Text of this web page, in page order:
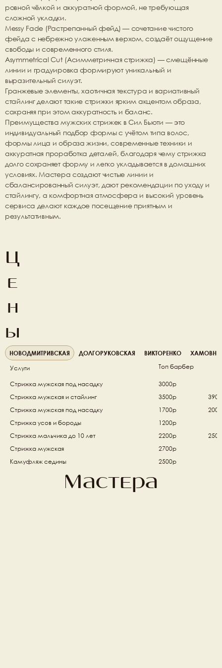
ровной чёлкой и аккуратной формой, не требующая
сложной укладки.
Messy Fade (Растрепанный фейд) — сочетание чистого
фейда с небрежно уложенным верхом, создаёт ощущение
свободы и современного стиля.
Asymmetrical Cut (Асимметричная стрижка) — смещённые
линии и градуировка формируют уникальный и
выразительный силуэт.
Гранжевые элементы, хаотичная текстура и вариативный
стайлинг делают такие стрижки ярким акцентом образа,
сохраняя при этом аккуратность и баланс.
Преимущества мужских стрижек в Сил Бьюти — это
индивидуальный подбор формы с учётом типа волос,
формы лица и образа жизни, современные техники и
аккуратная проработка деталей, благодаря чему стрижка
долго сохраняет форму и легко укладывается в домашних
условиях. Мастера создают чистые линии и
сбалансированный силуэт, дают рекомендации по уходу и
стайлингу, а комфортная атмосфера и высокий уровень
сервиса делают каждое посещение приятным и
результативным.
Ц
е
н
ы
НОВОДМИТРИВСКАЯ ДОЛГОРУКОВСКАЯ ВИКТОРЕНКО
Услуги Топ барбер
Стрижка мужская под насадку
3000р
Стрижка мужская и стайлинг
3500р
Стрижка мужская под насадку
1700р
Стрижка усов и бороды
1200р
Стрижка мальчика до 10 лет
2200р
Стрижка мужская
2700р
Камуфляж седины
2500р
Мастера